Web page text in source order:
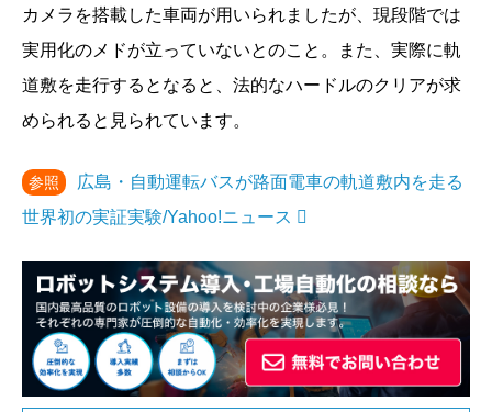
カメラを搭載した車両が用いられましたが、現段階では
実用化のメドが立っていないとのこと。また、実際に軌
道敷を走行するとなると、法的なハードルのクリアが求
められると見られています。
参照
広島・自動運転バスが路面電車の軌道敷内を走る
世界初の実証実験/Yahoo!ニュース